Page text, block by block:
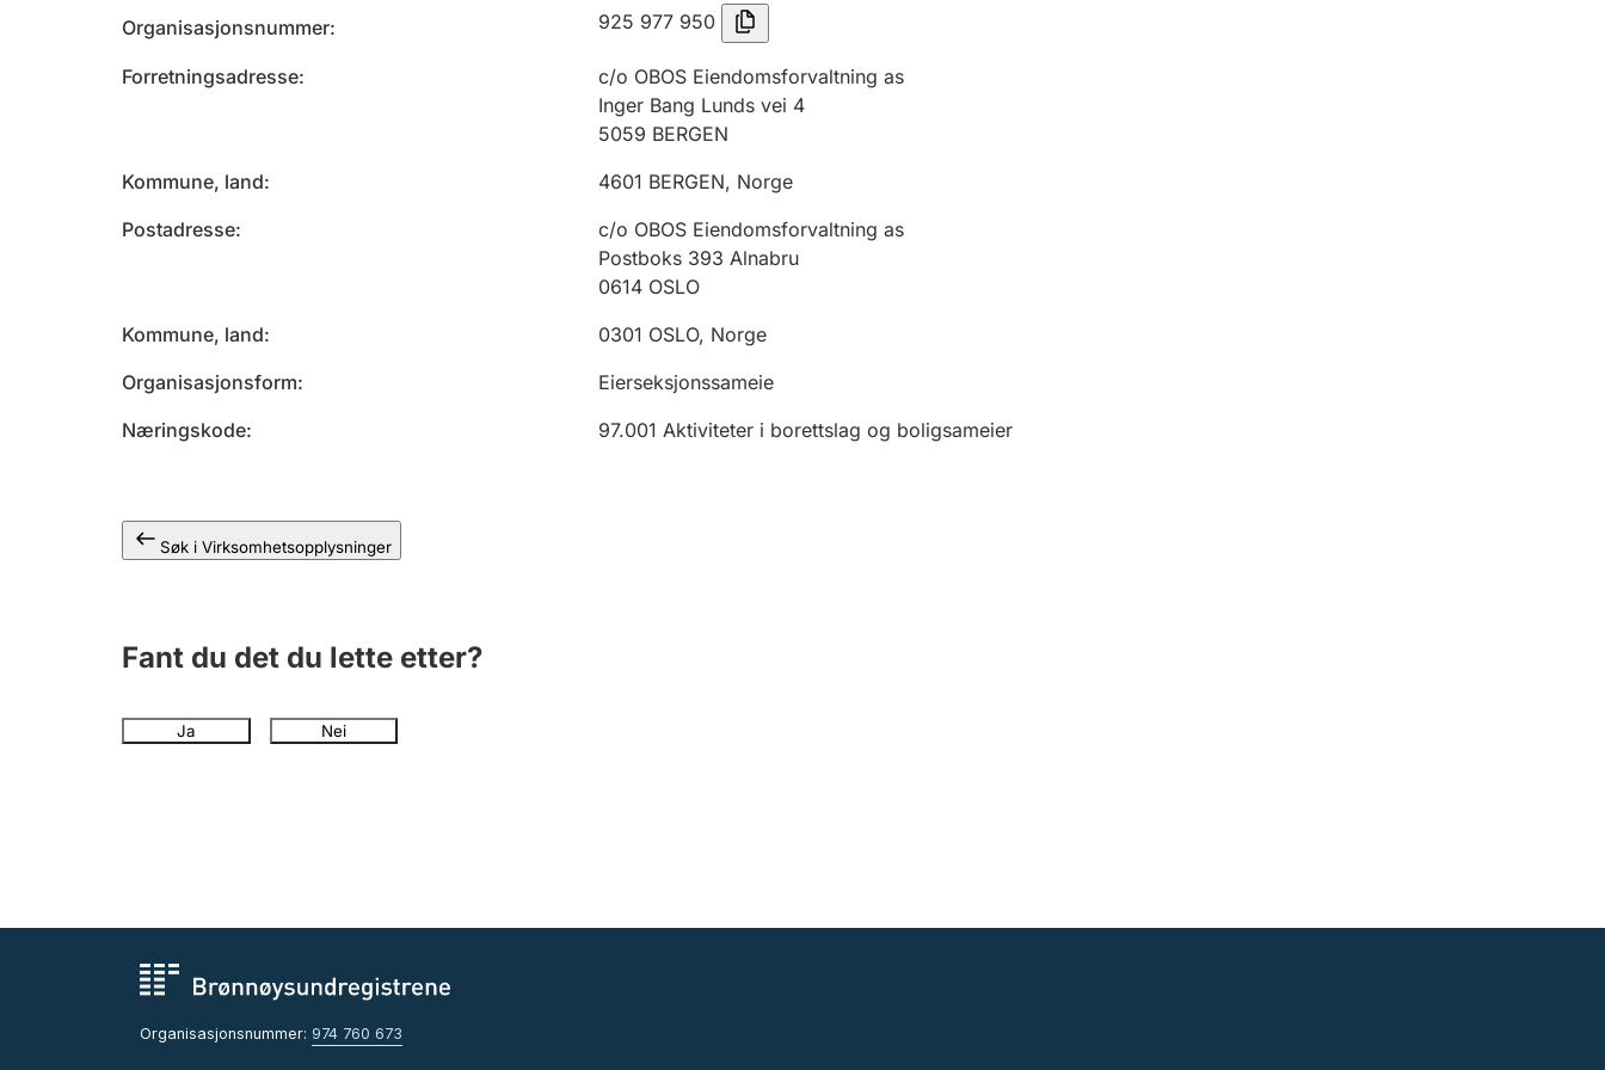
Organisasjonsnummer 925 977 950
Forretningsadresse
c/o OBOS Eiendomsforvaltning as
Inger Bang Lunds vei 4
5059 BERGEN
Kommune, land
4601 BERGEN, Norge
Postadresse
c/o OBOS Eiendomsforvaltning as
Postboks 393 Alnabru
0614 OSLO
Kommune, land
0301 OSLO, Norge
Organisasjonsform
Eierseksjonssameie
Næringskode
97.001 Aktiviteter i borettslag og boligsameier
Søk i Virksomhetsopplysninger
Fant du det du lette etter?
Ja Nei
Organisasjonsnummer: 974 760 673